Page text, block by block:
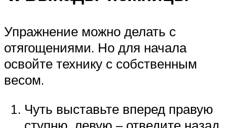
Упражнение можно делать с
отягощениями. Но для начала
освойте технику с собственным
весом.
Чуть выставьте вперед правую
ступню, левую – отведите назад